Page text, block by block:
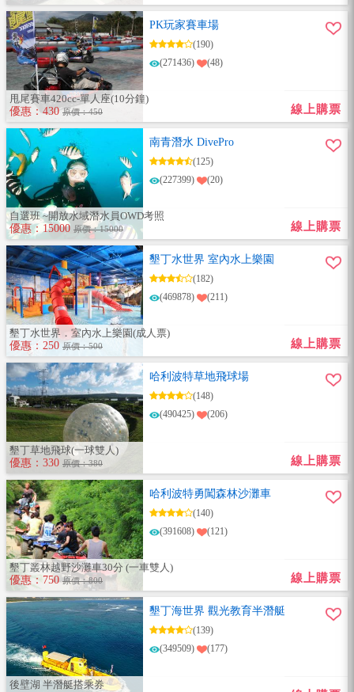
PK玩家賽車場
(190)
(271436)
(48)
線上購票
甩尾賽車420cc-單人座(10分鐘)
優惠：430 原價：450
南青潛水 DivePro
(125)
(227399)
(20)
線上購票
自選班 ~開放水域潛水員OWD考照
優惠：15000 原價：15000
墾丁水世界 室內水上樂園
(182)
(469878)
(211)
線上購票
墾丁水世界．室內水上樂園(成人票)
優惠：250 原價：500
哈利波特草地飛球場
(148)
(490425)
(206)
線上購票
墾丁草地飛球(一球雙人)
優惠：330 原價：380
哈利波特勇闖森林沙灘車
(140)
(391608)
(121)
線上購票
墾丁叢林越野沙灘車30分 (一車雙人)
優惠：750 原價：800
墾丁海世界 觀光教育半潛艇
(139)
(349509)
(177)
後壁湖 半潛艇搭乘券